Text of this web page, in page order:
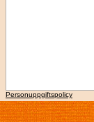
Personuppgiftspolicy